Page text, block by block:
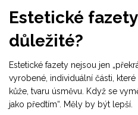
Estetické
důležité?
Estetické fazety nejsou jen
vyrobené, individuální části,
kůže, tvaru úsměvu. Když se
jako předtím“. Měly by být lepší.